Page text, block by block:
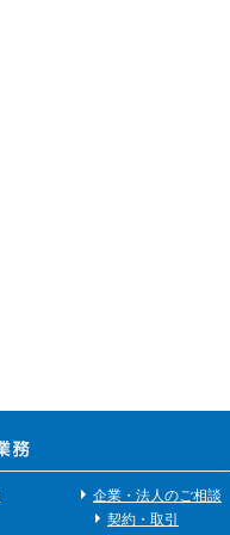
企業・法人のご相談
契約・取引